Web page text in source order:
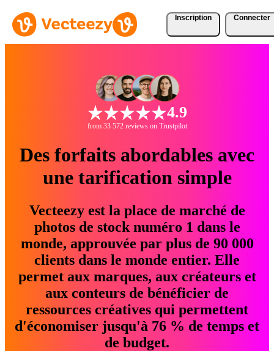
Inscription Connecter
4.9
from 33 572 reviews on Trustpilot
Des forfaits abordables avec
une tarification simple
Vecteezy est la place de marché de
photos de stock numéro 1 dans le
monde, approuvée par plus de 90 000
clients dans le monde entier. Elle
permet aux marques, aux créateurs et
aux conteurs de bénéficier de
ressources créatives qui permettent
d'économiser jusqu'à 76 % de temps et
de budget.